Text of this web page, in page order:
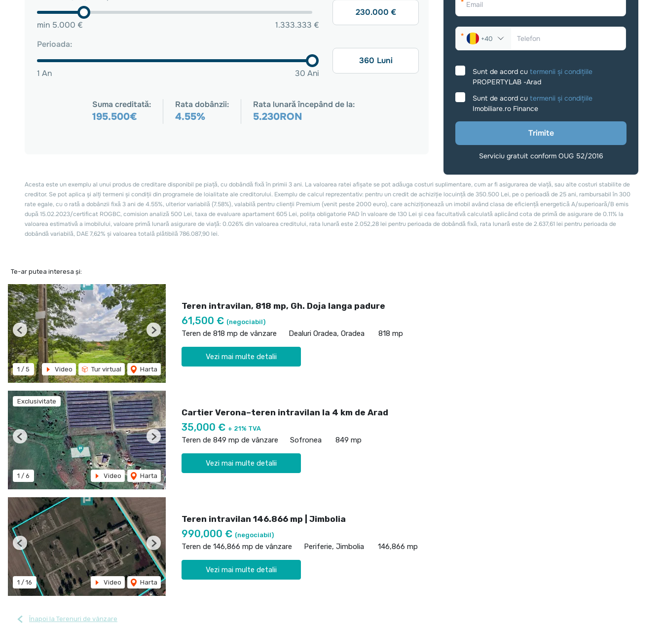
Te-ar putea interesa și:
1 / 5 Video Tur virtual Harta
Previous Next
Teren intravilan, 818 mp, Gh. Doja langa padure
61,500 € (negociabil)
Teren de 818 mp de vânzare Dealuri Oradea, Oradea 818 mp
Vezi mai multe detalii
Exclusivitate
1 / 6 Video Harta
Previous Next
Cartier Verona–teren intravilan la 4 km de Arad
35,000 € + 21% TVA
Teren de 849 mp de vânzare Sofronea 849 mp
Vezi mai multe detalii
1 / 16 Video Harta
Previous Next
Teren intravilan 146.866 mp | Jimbolia
990,000 € (negociabil)
Teren de 146,866 mp de vânzare Periferie, Jimbolia 146,866 mp
Vezi mai multe detalii
Înapoi la Terenuri de vânzare